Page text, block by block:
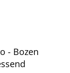
- Bozen